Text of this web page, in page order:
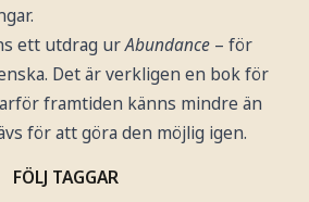
ett utdrag urAbundance– för
Det är verkligen en bok för
framtiden känns mindre än
för att göra den möjlig igen.
FÖLJ TAGGAR